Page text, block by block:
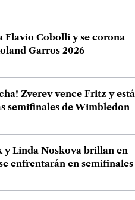
Flavio Cobolli y se corona
Garros 2026
Zverev vence Fritz y está
semifinales de Wimbledon
y Linda Noskova brillan en
enfrentarán en semifinales